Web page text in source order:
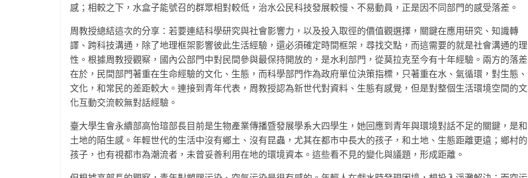
感；相較之下，水盒子能號召的群眾相對較低，治水公民科技發展較慢、不易動員，正是因不同部門的感受落差。
周教授總結這次的分享：若要連結科學研究與社會影響力，以及投入取徑的價值觀選擇，關鍵在應用研究、知識轉
譯、跨科技溝通，除了地理框架影響彼此生活經驗，還必須確定時間框架，尋找交點，而這需要的就是社會溝通的理
性。根據周教授觀察，國內公部門中對民間參與最保持開放的，是水利部門，從莫拉克至今有十年經驗。兩方的落差
在於，民間部門著重在生命經驗的文化、生態，而科學部門作為政府單位決策指標，只著重在水、氣循環，對生態、
文化，和常民的差距較大。連接到青年代表，周教授認為新世代對資料、生態有感覺，但是對整個生活環境空間的文
化互動交流較無對話經驗。
臺大學生會永續部高怡瑄部長目前是生物產業傳播暨發展學系大四學生，她回應到青年與環境對話不足的關鍵，是和
土地的陌生感。年輕世代的生活中沒有鄉土、沒有昆蟲，尤其在都市中長大的孩子，和土地、生態距離更遠；鄉村的
孩子，也有視都市為潮流者，未曾妥善利用在地的環境資本。這些看不見的變化與議題，形成距離。